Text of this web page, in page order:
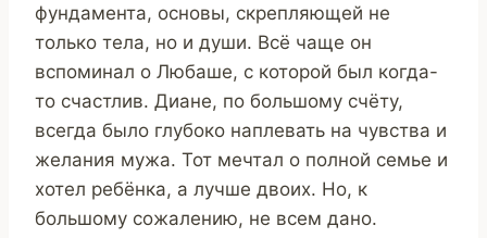
фундамента, основы, скрепляющей не
только тела, но и души. Всё чаще он
вспоминал о Любаше, с которой был когда-
то счастлив. Диане, по большому счёту,
всегда было глубоко наплевать на чувства и
желания мужа. Тот мечтал о полной семье и
хотел ребёнка, а лучше двоих. Но, к
большому сожалению, не всем дано.